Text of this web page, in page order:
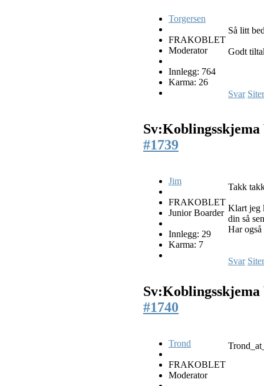
Torgersen
FRAKOBLET
Moderator
Innlegg: 764
Karma: 26
Så litt
Godt
Svar Siter
#1739
Jim
FRAKOBLET
Junior Boarder
Innlegg: 29
Karma: 7
Takk
Klart jeg
din så
Har
Svar Siter
#1740
Trond
FRAKOBLET
Moderator